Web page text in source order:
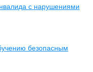
с нарушениями
безопасным